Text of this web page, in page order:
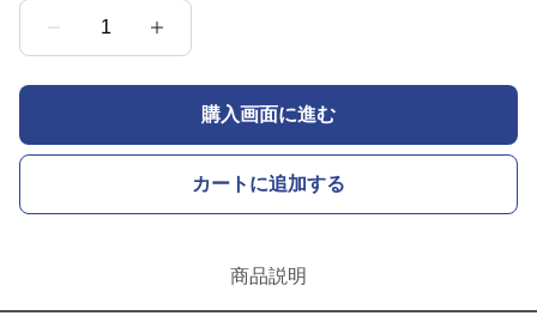
1
購入画面に進む
カートに追加する
商品説明